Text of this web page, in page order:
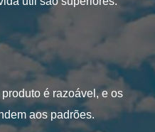
é razoável, e os
aos padrões.